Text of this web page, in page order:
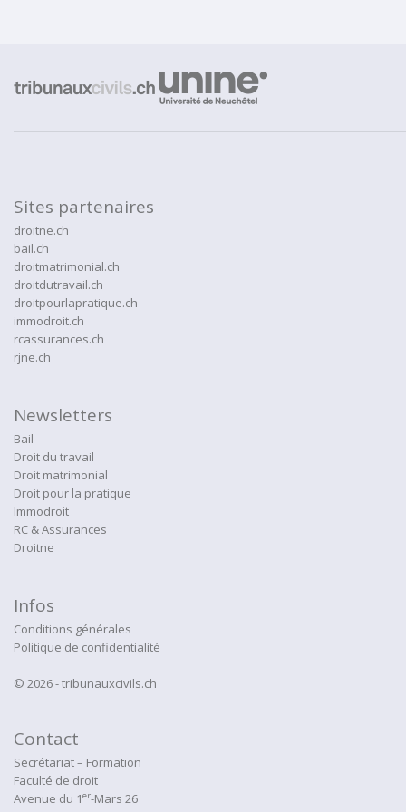
Sites partenaires
droitne.ch
bail.ch
droitmatrimonial.ch
droitdutravail.ch
droitpourlapratique.ch
immodroit.ch
rcassurances.ch
rjne.ch
Newsletters
Bail
Droit du travail
Droit matrimonial
Droit pour la pratique
Immodroit
RC & Assurances
Droitne
Infos
Conditions générales
Politique de confidentialité
© 2026 - tribunauxcivils.ch
Contact
Secrétariat – Formation
Faculté de droit
Avenue du 1er-Mars 26